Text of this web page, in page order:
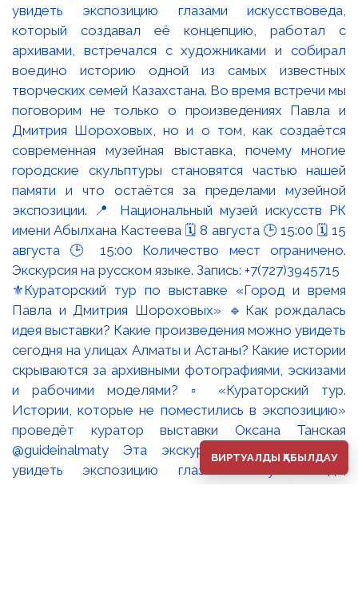
⚜️Кураторский тур по выставке «Город и время
Павла и Дмитрия Шороховых» 🔹Как рождалась
идея выставки? Какие произведения можно увидеть
сегодня на улицах Алматы и Астаны? Какие истории
скрываются за архивными фотографиями, эскизами
и рабочими моделями? ▫️ «Кураторский тур.
Истории, которые не поместились в экспозицию»
проведёт куратор выставки Оксана Танская
@guideinalmaty Эта экскурсия - возможность
увидеть экспозицию глазами искусствоведа,
который создавал её концепцию, работал с
ВИРТУАЛДЫ ҚАБЫЛДАУ